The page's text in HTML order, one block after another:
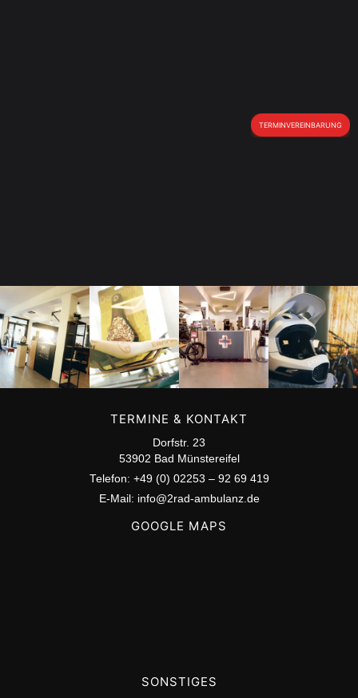
Radon
Servicepartner
MEHR ERFAHREN
TERMINE & KONTAKT
Dorfstr. 23
53902 Bad Münstereifel
Telefon: +49 (0) 02253 – 92 69 419
E-Mail: info@2rad-ambulanz.de
GOOGLE MAPS
SONSTIGES
TERMINVEREINBARUNG